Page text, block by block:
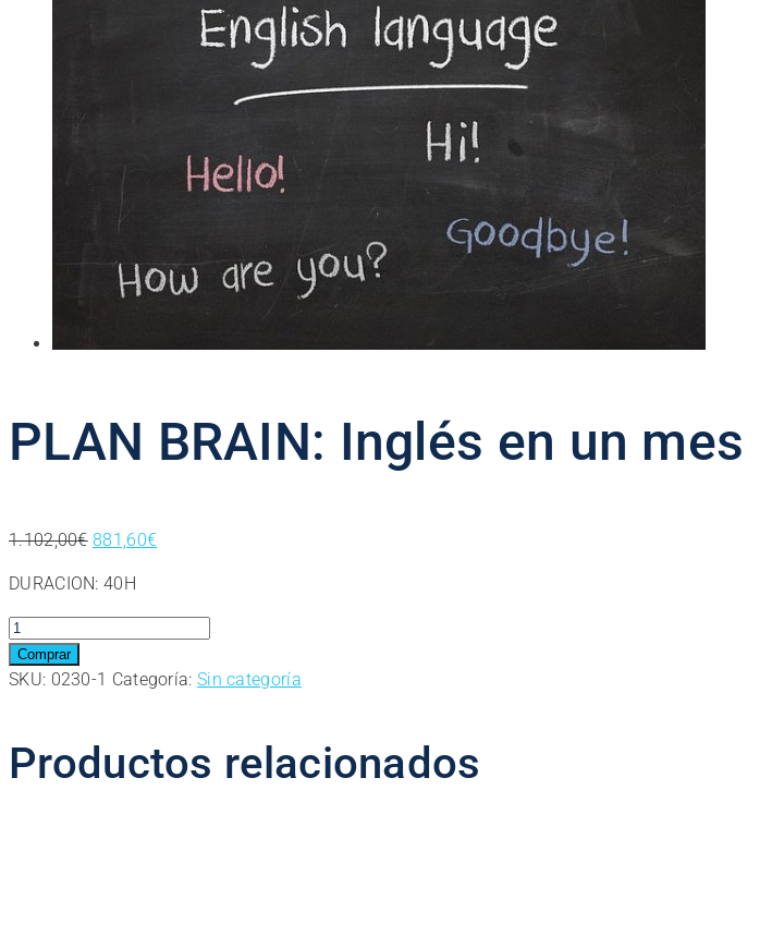
PLAN BRAIN: Inglés en un mes
1.102,00€ El
original
era:
1.102,00€.
881,60€
es:
881,60€.
DURACION: 40H
PLAN
BRAIN:
Inglés
mes
cantidad
Comprar
SKU: 0230-1 Categoría: Sin categoría
Productos relacionados